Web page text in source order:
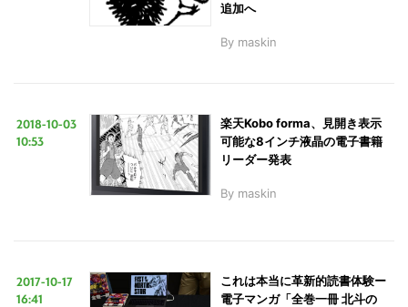
追加へ
By maskin
2018-10-03
10:53
楽天Kobo forma、見開き表示
可能な8インチ液晶の電子書籍
リーダー発表
By maskin
2017-10-17
16:41
これは本当に革新的読書体験ー
電子マンガ「全巻一冊 北斗の